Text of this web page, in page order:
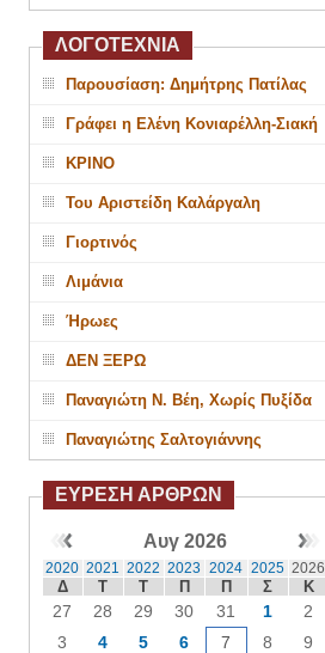
ΛΟΓΟΤΕΧΝΙΑ
Παρουσίαση: Δημήτρης Πατίλας
Γράφει η Ελένη Κονιαρέλλη-Σιακή
ΚΡΙΝΟ
Του Αριστείδη Καλάργαλη
Γιορτινός
Λιμάνια
Ήρωες
ΔΕΝ ΞΕΡΩ
Παναγιώτη Ν. Βέη, Χωρίς Πυξίδα
Παναγιώτης Σαλτογιάννης
ΕΥΡΕΣΗ ΑΡΘΡΩΝ
Αυγ 2026
2020 2021 2022 2023 2024 2025 2026
Δ Τ Τ Π Π Σ Κ
27 28 29 30 31 1
2
3
4 5 6 7 8
9